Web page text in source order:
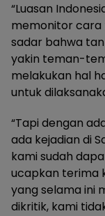
“Luasan
memonitor cara
sadar bahwa
yakin teman-
melakukan hal
untuk
“Tapi dengan
ada kejadian di
kami sudah
ucapkan terima
yang selama ini
dikritik, kami